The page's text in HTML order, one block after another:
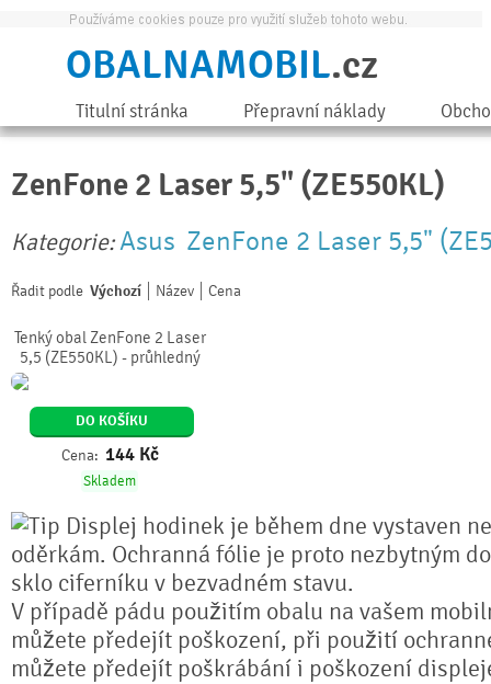
OBALNAMOBIL.cz
Titulní stránka Přepravní náklady
ZenFone 2 Laser 5,5" (ZE550KL)
Kategorie:Asus ZenFone 2 Laser 5,5"
Řadit podle Výchozí Název Cena
Tenký obal ZenFone 2 Laser
5,5 (ZE550KL) - průhledný
DO KOŠÍKU
Cena: 144 Kč
Skladem
Displej hodinek je během dne vystaven
oděrkám. Ochranná fólie je proto nezbytným
sklo ciferníku v bezvadném stavu.
V případě pádu použitím obalu na vašem
můžete předejít poškození, při použití
můžete předejít poškrábání i poškození